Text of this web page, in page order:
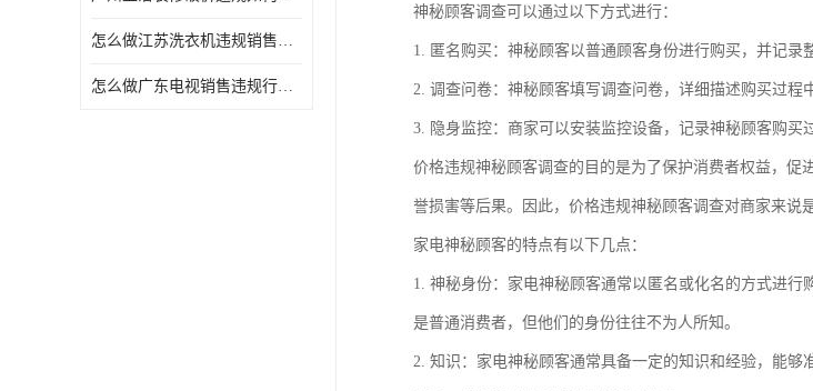
怎么做江苏洗衣机违规销售神秘顾客检测
怎么做广东电视销售违规行为神秘顾客检测
神秘顾客调查可以通过以下方式进行：
1. 匿名购买：神秘顾客以普通顾客身份进行购买，并记录
2. 调查问卷：神秘顾客填写调查问卷，详细描述购买过程
3. 隐身监控：商家可以安装监控设备，记录神秘顾客购买
价格违规神秘顾客调查的目的是为了保护消费者权益，
誉损害等后果。因此，价格违规神秘顾客调查对商家来说
家电神秘顾客的特点有以下几点：
1. 神秘身份：家电神秘顾客通常以匿名或化名的方式进
是普通消费者，但他们的身份往往不为人所知。
2. 知识：家电神秘顾客通常具备一定的知识和经验，能